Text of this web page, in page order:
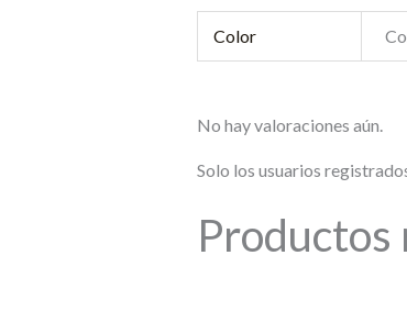
Color
No hay valoraciones aún.
Solo los usuarios
Productos